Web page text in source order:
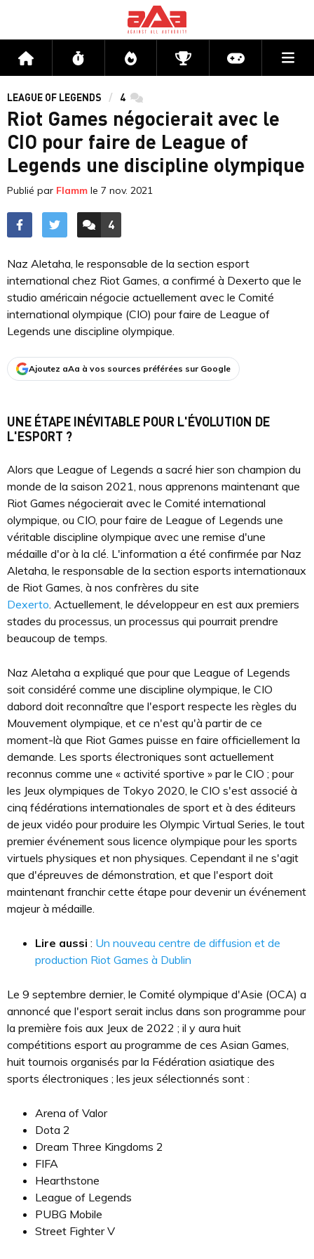
Accueil Flux Directs CompétitionsActu jeux
LEAGUE OF LEGENDS 4 commentaires
Riot Games négocierait avec le
CIO pour faire de League of
Legends une discipline olympique
Publié par Flamm le 7 nov. 2021
ACCÉDER AUX
4
COMMENTAIRES
Naz Aletaha, le responsable de la section esport
international chez Riot Games, a confirmé à Dexerto que le
studio américain négocie actuellement avec le Comité
international olympique (CIO) pour faire de League of
Legends une discipline olympique.
Ajoutez aAa à vos sources préférées sur Google
UNE ÉTAPE INÉVITABLE POUR L'ÉVOLUTION DE
L'ESPORT ?
Alors que League of Legends a sacré hier son champion du
monde de la saison 2021, nous apprenons maintenant que
Riot Games négocierait avec le Comité international
olympique, ou CIO, pour faire de League of Legends une
véritable discipline olympique avec une remise d'une
médaille d'or à la clé. L'information a été confirmée par Naz
Aletaha, le responsable de la section esports internationaux
de Riot Games, à nos confrères du site
Dexerto. Actuellement, le développeur en est aux premiers
stades du processus, un processus qui pourrait prendre
beaucoup de temps.
Naz Aletaha a expliqué que pour que League of Legends
soit considéré comme une discipline olympique, le CIO
dabord doit reconnaître que l'esport respecte les règles du
Mouvement olympique, et ce n'est qu'à partir de ce
moment-là que Riot Games puisse en faire officiellement la
demande. Les sports électroniques sont actuellement
reconnus comme une « activité sportive » par le CIO ; pour
les Jeux olympiques de Tokyo 2020, le CIO s'est associé à
cinq fédérations internationales de sport et à des éditeurs
de jeux vidéo pour produire les Olympic Virtual Series, le tout
premier événement sous licence olympique pour les sports
virtuels physiques et non physiques. Cependant il ne s'agit
que d'épreuves de démonstration, et que l'esport doit
maintenant franchir cette étape pour devenir un événement
majeur à médaille.
Lire aussi : Un nouveau centre de diffusion et de
production Riot Games à Dublin
Le 9 septembre dernier, le Comité olympique d'Asie (OCA) a
annoncé que l'esport serait inclus dans son programme pour
la première fois aux Jeux de 2022 ; il y aura huit
compétitions esport au programme de ces Asian Games,
huit tournois organisés par la Fédération asiatique des
sports électroniques ; les jeux sélectionnés sont :
Arena of Valor
Dota 2
Dream Three Kingdoms 2
FIFA
Hearthstone
League of Legends
PUBG Mobile
Street Fighter V